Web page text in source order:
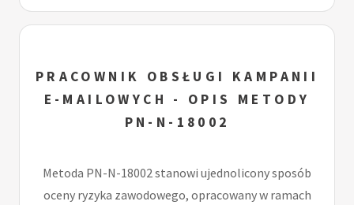
PRACOWNIK OBSŁUGI KAMPANII
E-MAILOWYCH - OPIS METODY
PN-N-18002
Metoda PN-N-18002 stanowi ujednolicony sposób
oceny ryzyka zawodowego, opracowany w ramach